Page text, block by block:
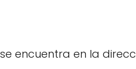
encuentra en la